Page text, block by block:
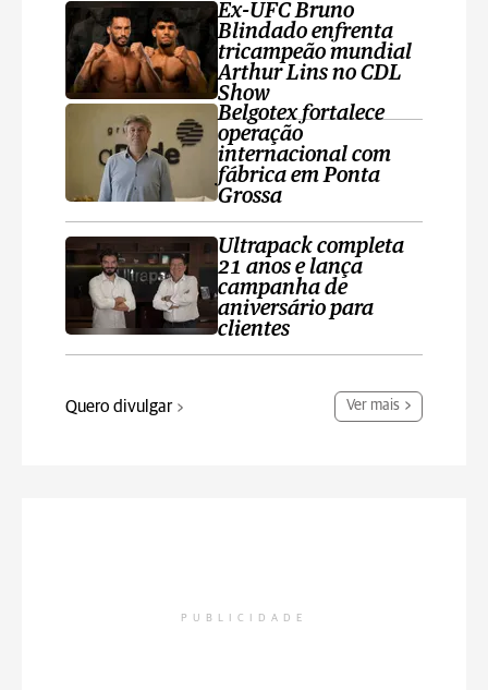
Ex-UFC Bruno
Blindado enfrenta
tricampeão mundial
Arthur Lins no CDL
Show
Belgotex fortalece
operação
internacional com
fábrica em Ponta
Grossa
Ultrapack completa
21 anos e lança
campanha de
aniversário para
clientes
Quero divulgar Ver mais
PUBLICIDADE